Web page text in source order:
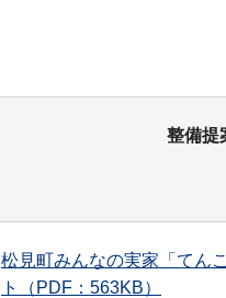
整備提
松見町みんなの実家「てん
ト（PDF：563KB）